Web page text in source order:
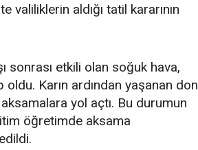
valiliklerin aldığı tatil kararının
sonrası etkili olan soğuk hava,
Karın ardından yaşanan don
yol açtı. Bu durumun
öğretimde aksama